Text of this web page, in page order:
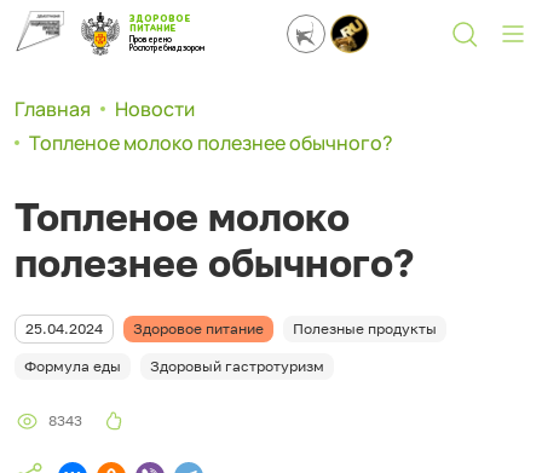
ЗДОРОВОЕ
ПИТАНИЕ
Проверено
Роспотребнадзором
Главная
Новости
Топленое молоко полезнее обычного?
Топленое молоко
полезнее обычного?
25.04.2024 Здоровое питание Полезные продукты
Формула еды Здоровый гастротуризм
8343